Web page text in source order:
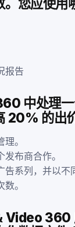
您应使用
报告
中处理一
20% 的出
。
布商合作。
系列，并以不
。
Video 360